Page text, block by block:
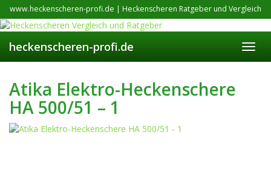
Skip
to
main
content
www.heckenscheren-profi.de | Heckenscheren Ratgeber und Vergleich
heckenscheren-profi.de
Atika Elektro-Heckenschere
HA 500/51 – 1